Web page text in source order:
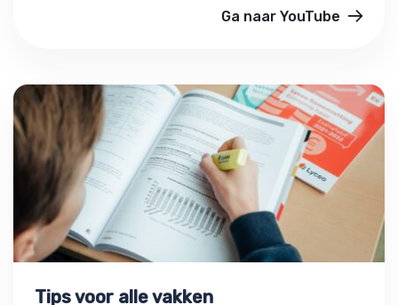
Ga naar YouTube
Tips voor alle vakken
Tips voor alle vakken